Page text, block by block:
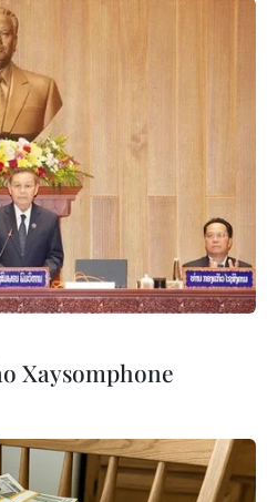
bóng đá Việt Nam
2022
Xaysomphone